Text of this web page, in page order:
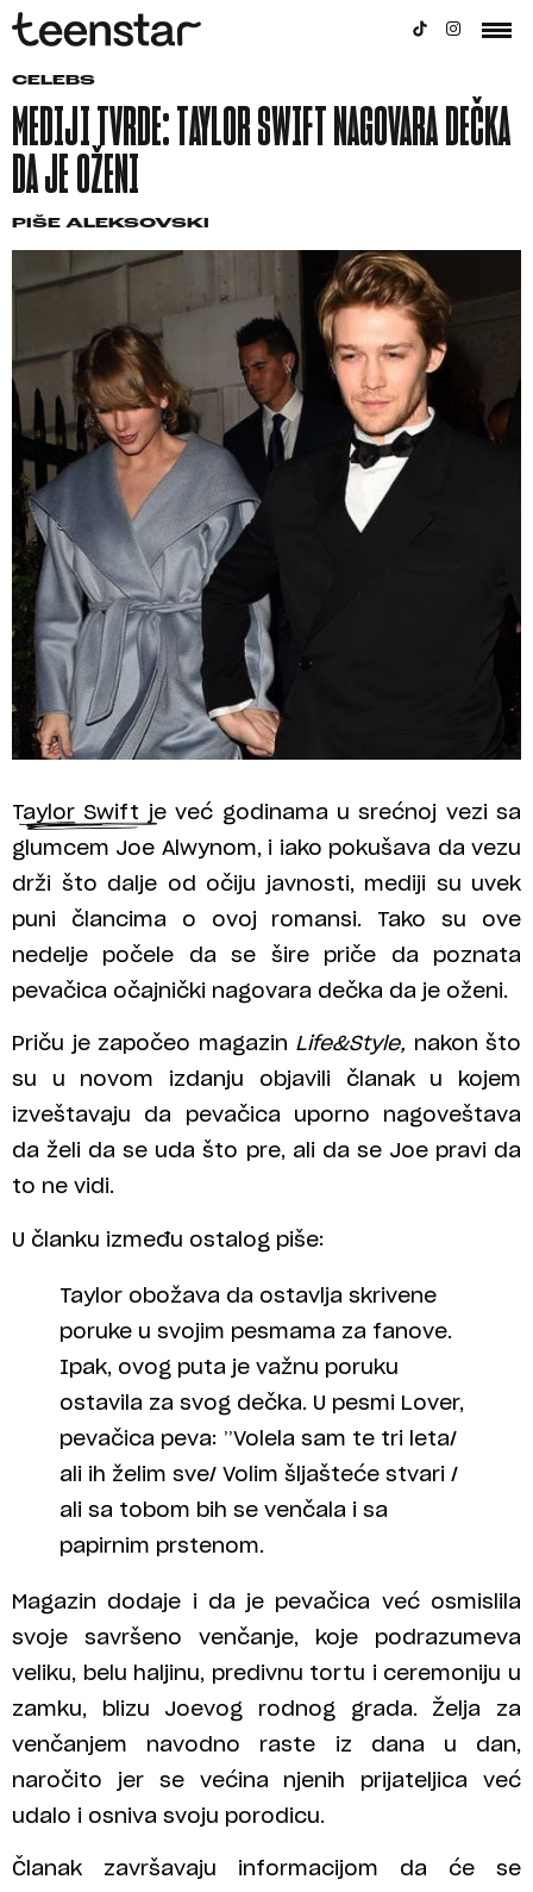
CELEBS
MEDIJI TVRDE: TAYLOR SWIFT NAGOVARA DEČKA
DA JE OŽENI
PIŠE ALEKSOVSKI
Taylor Swift je već godinama u srećnoj vezi sa
glumcem Joe Alwynom, i iako pokušava da vezu
drži što dalje od očiju javnosti, mediji su uvek
puni člancima o ovoj romansi. Tako su ove
nedelje počele da se šire priče da poznata
pevačica očajnički nagovara dečka da je oženi.
Priču je započeo magazin Life&Style, nakon što
su u novom izdanju objavili članak u kojem
izveštavaju da pevačica uporno nagoveštava
da želi da se uda što pre, ali da se Joe pravi da
to ne vidi.
U članku između ostalog piše:
Taylor obožava da ostavlja skrivene
poruke u svojim pesmama za fanove.
Ipak, ovog puta je važnu poruku
ostavila za svog dečka. U pesmi Lover,
pevačica peva: ’’Volela sam te tri leta/
ali ih želim sve/ Volim šljašteće stvari /
ali sa tobom bih se venčala i sa
papirnim prstenom.
Magazin dodaje i da je pevačica već osmislila
svoje savršeno venčanje, koje podrazumeva
veliku, belu haljinu, predivnu tortu i ceremoniju u
zamku, blizu Joevog rodnog grada. Želja za
venčanjem navodno raste iz dana u dan,
naročito jer se većina njenih prijateljica već
udalo i osniva svoju porodicu.
Članak završavaju informacijom da će se